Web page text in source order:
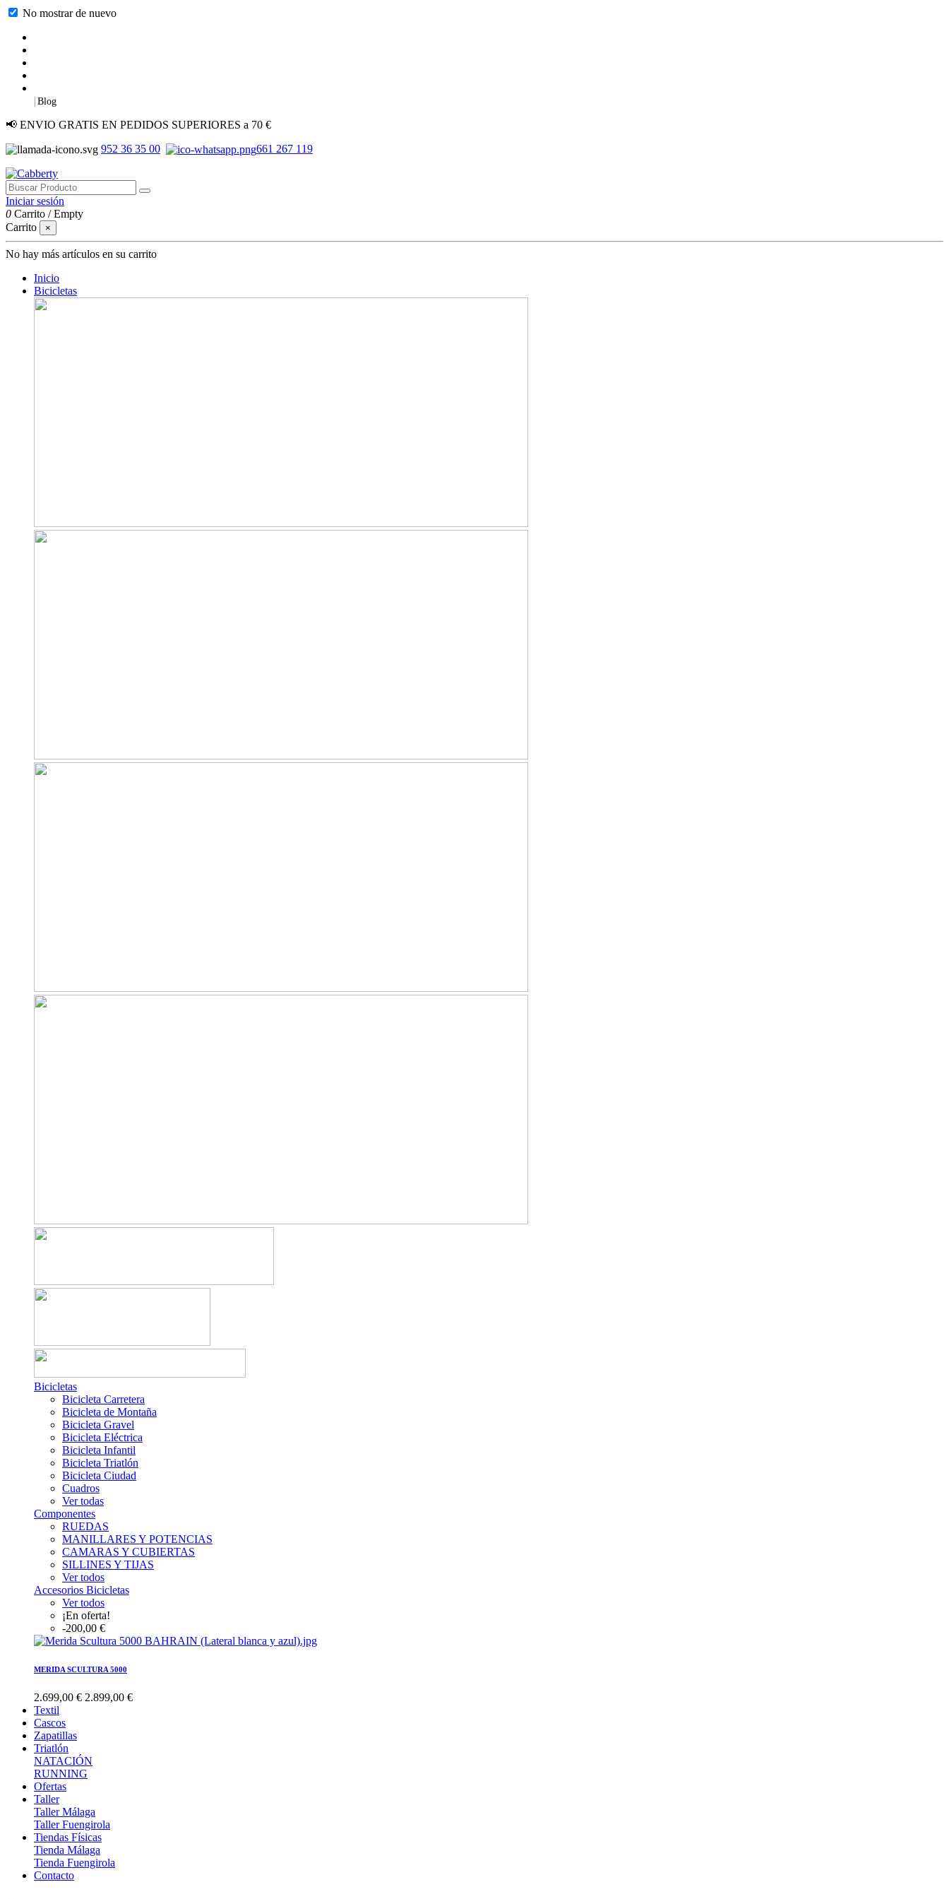
No mostrar de nuevo
|Blog
📢 ENVIO GRATIS EN PEDIDOS SUPERIORES a 70 €
952 36 35 00
661 267 119
Iniciar sesión
0 Carrito /Empty
Carrito
×
No hay más artículos en su carrito
Inicio
Bicicletas
Bicicletas
Bicicleta Carretera
Bicicleta de Montaña
Bicicleta Gravel
Bicicleta Eléctrica
Bicicleta Infantil
Bicicleta Triatlón
Bicicleta Ciudad
Cuadros
Ver todas
Componentes
RUEDAS
MANILLARES Y POTENCIAS
CAMARAS Y CUBIERTAS
SILLINES Y TIJAS
Ver todos
Accesorios Bicicletas
Ver todos
¡En oferta!
-200,00 €
MERIDA SCULTURA 5000
2.699,00 € 2.899,00 €
Textil
Cascos
Zapatillas
Triatlón
NATACIÓN
RUNNING
Ofertas
Taller
Taller Málaga
Taller Fuengirola
Tiendas Físicas
Tienda Málaga
Tienda Fuengirola
Contacto